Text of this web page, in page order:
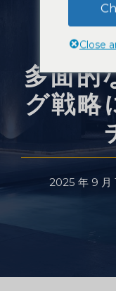
多面的
グ戦略
2025 年 9 月
Close